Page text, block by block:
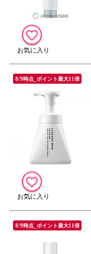
8/9時点_ポイント最大11倍
8/9時点_ポイント最大11倍